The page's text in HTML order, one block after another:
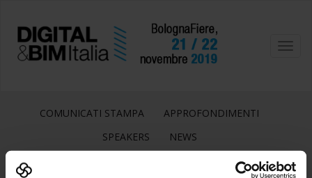
COMUNICATI STAMPA
APPROFONDIMENTI
SPEAKERS
NEWS